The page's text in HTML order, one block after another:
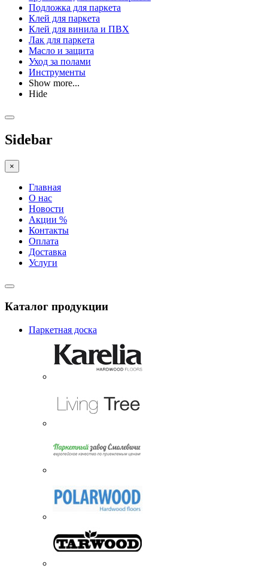
Подложка для паркета
Клей для паркета
Клей для винила и ПВХ
Лак для паркета
Масло и защита
Уход за полами
Инструменты
Show more...
Hide
Sidebar
×
Главная
О нас
Новости
Акции %
Контакты
Оплата
Доставка
Услуги
Каталог продукции
Паркетная доска